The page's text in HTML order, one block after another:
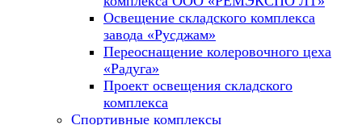
Освещение складского комплекса
завода «Русджам»
Переоснащение колеровочного цеха
«Радуга»
Проект освещения складского
комплекса
Спортивные комплексы